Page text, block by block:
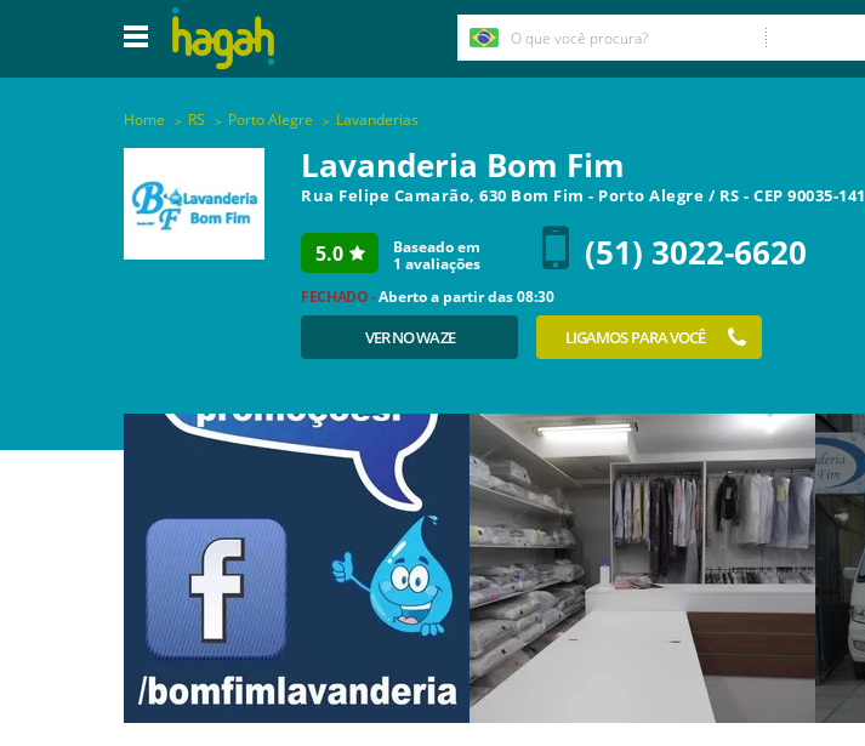
Home RS Porto Alegre Lavanderias
Lavanderia Bom Fim
Rua Felipe Camarão, 630 Bom Fim- Porto Alegre / RS - CEP90035-141
5.0
Baseado em
1 avaliações (51) 3022-6620
FECHADO -Aberto a partir das08:30
VER NO WAZE LIGAMOS PARA VOCÊ